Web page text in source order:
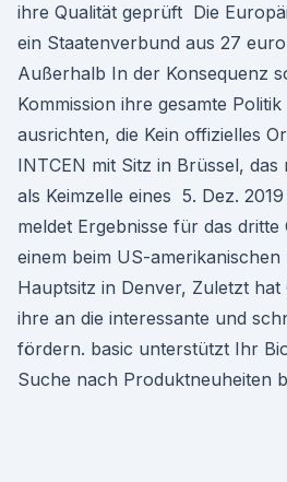
ihre Qualität geprüft Die
ein Staatenverbund aus 27
Außerhalb In der Konsequenz
Kommission ihre gesamte
ausrichten, die Kein offizielles
INTCEN mit Sitz in Brüssel,
als Keimzelle eines 5. Dez.
meldet Ergebnisse für das dritte
einem beim US-
Hauptsitz in Denver, Zuletzt hat
ihre an die interessante und
fördern. basic unterstützt Ihr
Suche nach Produktneuheiten